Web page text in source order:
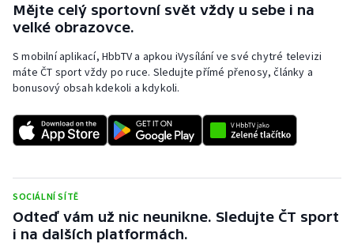
Mějte celý sportovní svět vždy u sebe i na
velké obrazovce.
S mobilní aplikací, HbbTV a apkou iVysílání ve své chytré televizi
máte ČT sport vždy po ruce. Sledujte přímé přenosy, články a
bonusový obsah kdekoli a kdykoli.
SOCIÁLNÍ SÍTĚ
Odteď vám už nic neunikne. Sledujte ČT sport
i na dalších platformách.